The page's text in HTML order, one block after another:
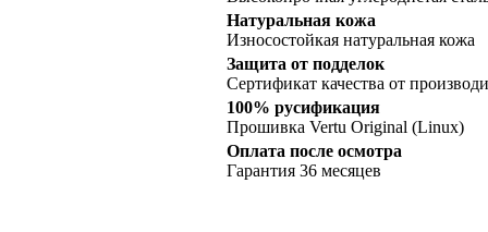
Натуральная кожа
Износостойкая натуральная кожа
Защита от подделок
Сертификат качества от
100% русификация
Прошивка Vertu Original (Linux)
Оплата после осмотра
Гарантия 36 месяцев